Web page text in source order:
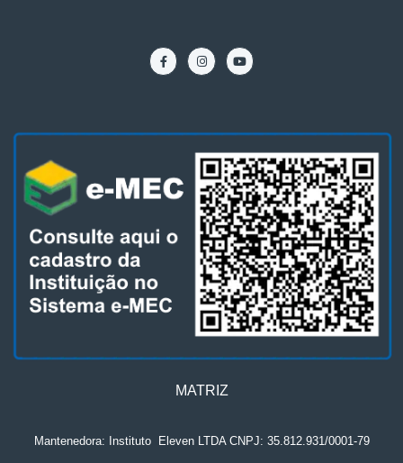
MATRIZ
Mantenedora: Instituto. Eleven LTDA CNPJ: 35.812.931/0001-79